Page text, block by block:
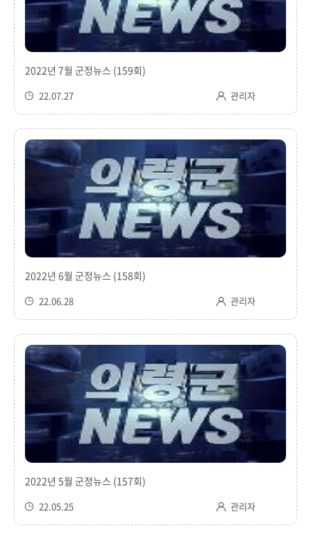
2022년 7월 군정뉴스 (159회)
22.07.27 관리자
2022년 6월 군정뉴스 (158회)
22.06.28 관리자
2022년 5월 군정뉴스 (157회)
22.05.25 관리자